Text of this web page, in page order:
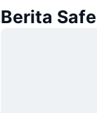
Berita